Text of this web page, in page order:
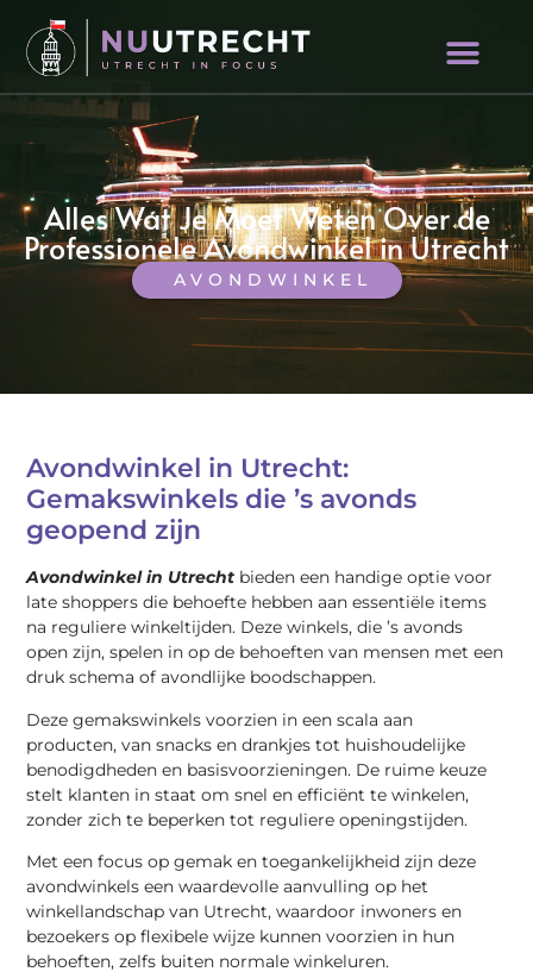
Alles Wat Je Moet Weten Over de
Professionele Avondwinkel in Utrecht
AVONDWINKEL
Avondwinkel in Utrecht:
Gemakswinkels die ’s avonds
geopend zijn
Avondwinkel in Utrecht bieden een handige optie voor
late shoppers die behoefte hebben aan essentiële items
na reguliere winkeltijden. Deze winkels, die ’s avonds
open zijn, spelen in op de behoeften van mensen met een
druk schema of avondlijke boodschappen.
Deze gemakswinkels voorzien in een scala aan
producten, van snacks en drankjes tot huishoudelijke
benodigdheden en basisvoorzieningen. De ruime keuze
stelt klanten in staat om snel en efficiënt te winkelen,
zonder zich te beperken tot reguliere openingstijden.
Met een focus op gemak en toegankelijkheid zijn deze
avondwinkels een waardevolle aanvulling op het
winkellandschap van Utrecht, waardoor inwoners en
bezoekers op flexibele wijze kunnen voorzien in hun
behoeften, zelfs buiten normale winkeluren.